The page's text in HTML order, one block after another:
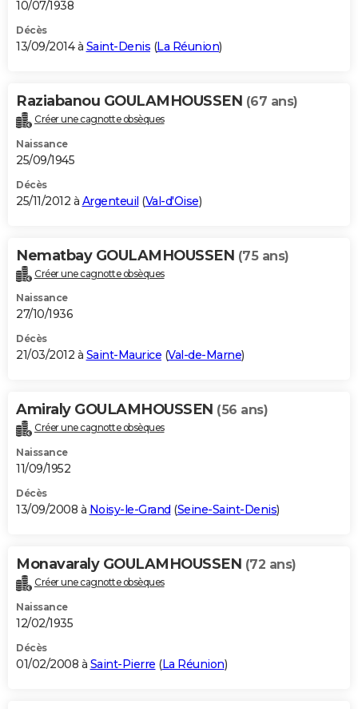
10/07/1938
Décès
13/09/2014 à Saint-Denis (La Réunion)
Raziabanou GOULAMHOUSSEN (67 ans)
Créer une cagnotte obsèques
Naissance
25/09/1945
Décès
25/11/2012 à Argenteuil (Val-d'Oise)
Nematbay GOULAMHOUSSEN (75 ans)
Créer une cagnotte obsèques
Naissance
27/10/1936
Décès
21/03/2012 à Saint-Maurice (Val-de-Marne)
Amiraly GOULAMHOUSSEN (56 ans)
Créer une cagnotte obsèques
Naissance
11/09/1952
Décès
13/09/2008 à Noisy-le-Grand (Seine-Saint-Denis)
Monavaraly GOULAMHOUSSEN (72 ans)
Créer une cagnotte obsèques
Naissance
12/02/1935
Décès
01/02/2008 à Saint-Pierre (La Réunion)